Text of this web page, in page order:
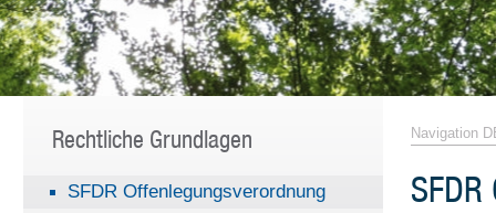
Rechtliche Grundlagen
SFDR Offenlegungsverordnung
Navigation